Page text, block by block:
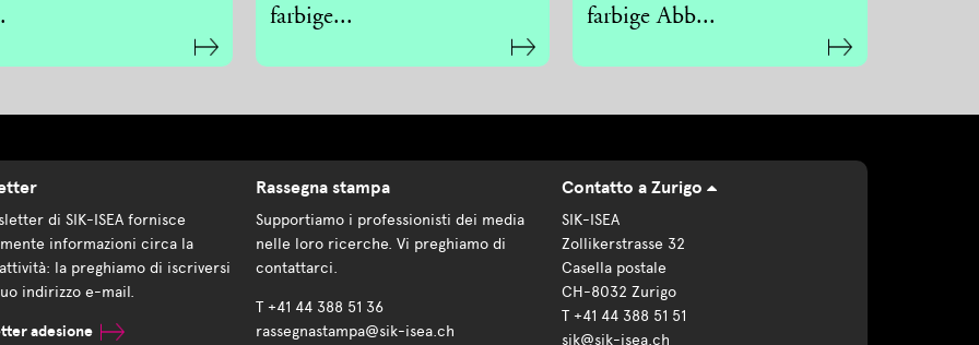
farbige...
farbige Abb...
di SIK-ISEA fornisce
informazioni circa la
la preghiamo di iscriversi
indirizzo e-mail.
adesione
Rassegna stampa
Supportiamo i professionisti dei media
nelle loro ricerche. Vi preghiamo di
contattarci.
T +41 44 388 51 36
rassegnastampa@sik-isea.ch
Contatto a Zurigo
SIK-ISEA
Zollikerstrasse 32
Casella postale
CH-8032 Zurigo
T +41 44 388 51 51
sik@sik-isea.ch